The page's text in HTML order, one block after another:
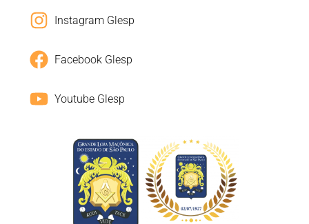
Instagram Glesp
Facebook Glesp
Youtube Glesp